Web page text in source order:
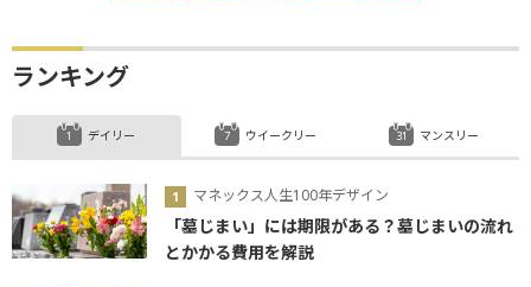
ランキング
デイリー
マネックス人生100年デザイン
「墓じまい」には期限がある？墓じまいの流れ
とかかる費用を解説
ウイークリー マンスリー